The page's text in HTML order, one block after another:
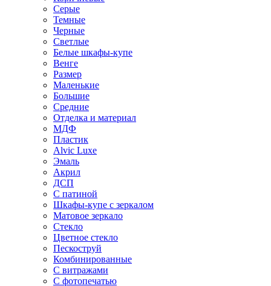
Серые
Темные
Черные
Светлые
Белые шкафы-купе
Венге
Размер
Маленькие
Большие
Средние
Отделка и материал
МДФ
Пластик
Alvic Luxe
Эмаль
Акрил
ДСП
С патиной
Шкафы-купе с зеркалом
Матовое зеркало
Стекло
Цветное стекло
Пескоструй
Комбинированные
С витражами
С фотопечатью